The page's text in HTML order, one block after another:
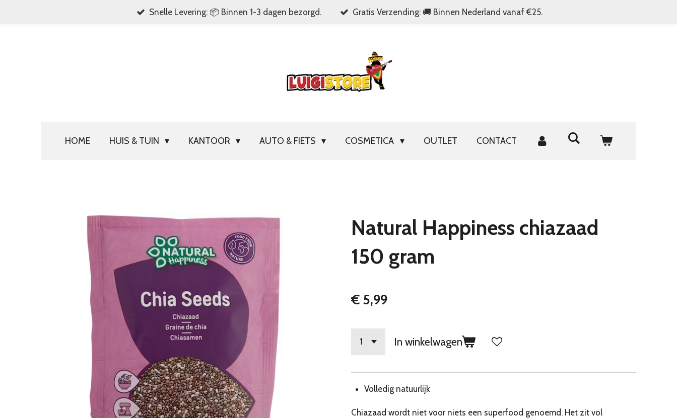
Snelle Levering: 📦 Binnen 1-3 dagen bezorgd. Gratis Verzending: 🚚 Binnen Nederland vanaf €25.
HOME HUIS & TUIN KANTOOR AUTO & FIETS COSMETICA OUTLET CONTACT
Natural Happiness chiazaad
150 gram
€ 5,99
In winkelwagen
Volledig natuurlijk
Chiazaad wordt niet voor niets een superfood genoemd. Het zit vol